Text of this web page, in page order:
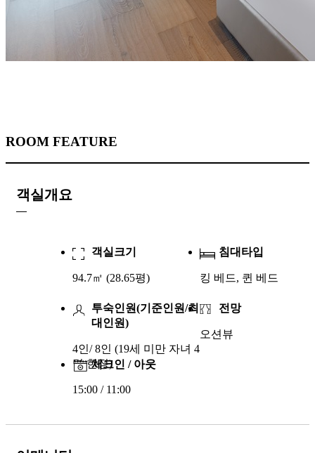
ROOM FEATURE
객실개요
객실크기
94.7㎡ (28.65평)
침대타입
킹 베드, 퀸 베드
투숙인원(기준인원/최
대인원)
4인/ 8인 (19세 미만 자녀 4
명 한정)
전망
오션뷰
체크인 / 아웃
15:00 / 11:00